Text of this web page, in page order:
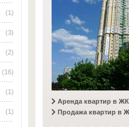
(1)
(3)
(2)
(16)
(1)
(1)
Аренда квартир в
Продажа квартир в